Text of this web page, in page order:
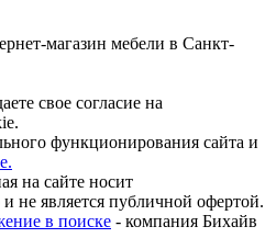
магазин мебели в Санкт-
свое согласие на
функционирования сайта и
на сайте носит
не является публичной офертой.
в поиске - компания Бихайв